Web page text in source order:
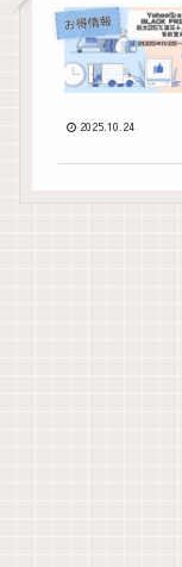
お得情報
2025.10.24